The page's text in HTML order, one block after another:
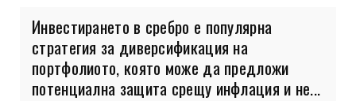
Инвестирането в сребро е популярна
стратегия за диверсификация на
портфолиото, която може да предложи
потенциална защита срещу инфлация и не...